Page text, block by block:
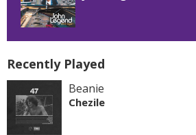
Recently Played
Beanie
Chezile